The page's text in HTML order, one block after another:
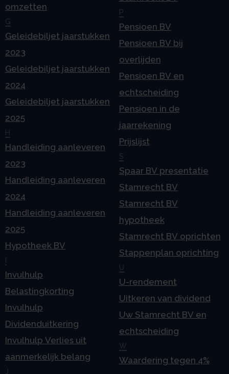
omzetten
G
Geleidebiljet jaarstukken
2023
Geleidebiljet jaarstukken
2024
Geleidebiljet jaarstukken
2025
H
Handleiding aanleveren
2023
Handleiding aanleveren
2024
Handleiding aanleveren
2025
Hypotheek BV
Invulhulp
Belastingkorting
Invulhulp
Dividenduitkering
Invulhulp Verlies uit
aanmerkelijk belang
P
Pensioen BV
Pensioen BV bij
overlijden
Pensioen BV en
echtscheiding
Pensioen in de
jaarrekening
Prijslijst
S
Spaar BV presentatie
Stamrecht BV
Stamrecht BV
hypotheek
Stamrecht BV oprichten
Stappenplan oprichting
U
U-rendement
Uitkeren van dividend
Uw Stamrecht BV en
echtscheiding
W
Waardering tegen 4%